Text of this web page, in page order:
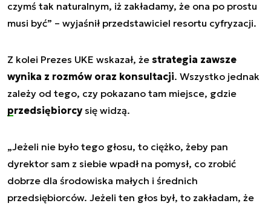
czymś tak naturalnym, iż zakładamy, że ona po prostu
musi być” – wyjaśnił przedstawiciel resortu cyfryzacji.
Z kolei Prezes UKE wskazał, że strategia zawsze
wynika z rozmów oraz konsultacji. Wszystko jednak
zależy od tego, czy pokazano tam miejsce, gdzie
przedsiębiorcysię widzą.
„Jeżeli nie było tego głosu, to ciężko, żeby pan
dyrektor sam z siebie wpadł na pomysł, co zrobić
dobrze dla środowiska małych i średnich
przedsiębiorców. Jeżeli ten głos był, to zakładam, że